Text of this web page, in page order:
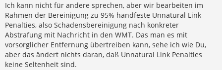
Ich kann nicht für andere sprechen, aber wir bearbeiten im
Rahmen der Bereinigung zu 95% handfeste Unnatural Link
Penalties, also Schadensbereinigung nach konkreter
Abstrafung mit Nachricht in den WMT. Das man es mit
vorsorglicher Entfernung übertreiben kann, sehe ich wie Du,
aber das ändert nichts daran, daß Unnatural Link Penalties
keine Seltenheit sind.